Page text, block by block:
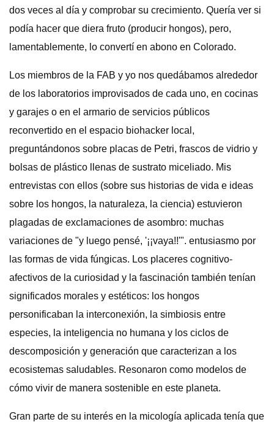
dos veces al día y comprobar su crecimiento. Quería ver si
podía hacer que diera fruto (producir hongos), pero,
lamentablemente, lo convertí en abono en Colorado.
Los miembros de la FAB y yo nos quedábamos alrededor
de los laboratorios improvisados ​​de cada uno, en cocinas
y garajes o en el armario de servicios públicos
reconvertido en el espacio biohacker local,
preguntándonos sobre placas de Petri, frascos de vidrio y
bolsas de plástico llenas de sustrato miceliado. Mis
entrevistas con ellos (sobre sus historias de vida e ideas
sobre los hongos, la naturaleza, la ciencia) estuvieron
plagadas de exclamaciones de asombro: muchas
variaciones de "y luego pensé, '¡¡vaya!!'". entusiasmo por
las formas de vida fúngicas. Los placeres cognitivo-
afectivos de la curiosidad y la fascinación también tenían
significados morales y estéticos: los hongos
personificaban la interconexión, la simbiosis entre
especies, la inteligencia no humana y los ciclos de
descomposición y generación que caracterizan a los
ecosistemas saludables. Resonaron como modelos de
cómo vivir de manera sostenible en este planeta.
Gran parte de su interés en la micología aplicada tenía que